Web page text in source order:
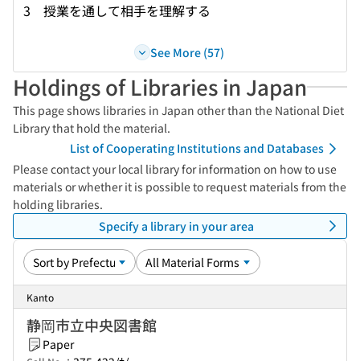
3 授業を通して相手を理解する
See More (57)
Holdings of Libraries in Japan
This page shows libraries in Japan other than the National Diet
Library that hold the material.
List of Cooperating Institutions and Databases
Please contact your local library for information on how to use
materials or whether it is possible to request materials from the
holding libraries.
Specify a library in your area
Kanto
静岡市立中央図書館
Paper